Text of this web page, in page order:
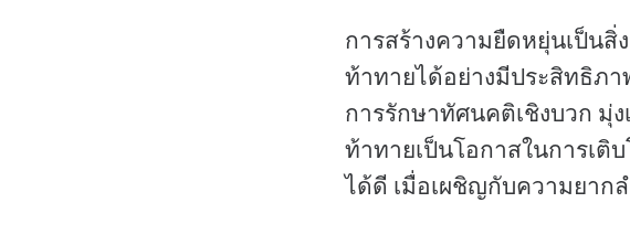
การสร้างความยืดหยุ่นเป็น
ท้าทายได้อย่างมีประสิทธิภ
การรักษาทัศนคติเชิงบวก มุ่
ท้าทายเป็นโอกาสในการเ
ได้ดี เมื่อเผชิญกับความยาก